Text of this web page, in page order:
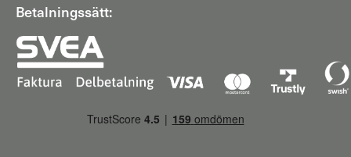
Betalningssätt: